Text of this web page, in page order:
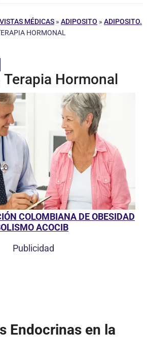
MÉDICAS » ADIPOSITO » ADIPOSITO.
HORMONAL
Terapia Hormonal
COLOMBIANA DE OBESIDAD
ACOCIB
Publicidad
Endocrinas en la